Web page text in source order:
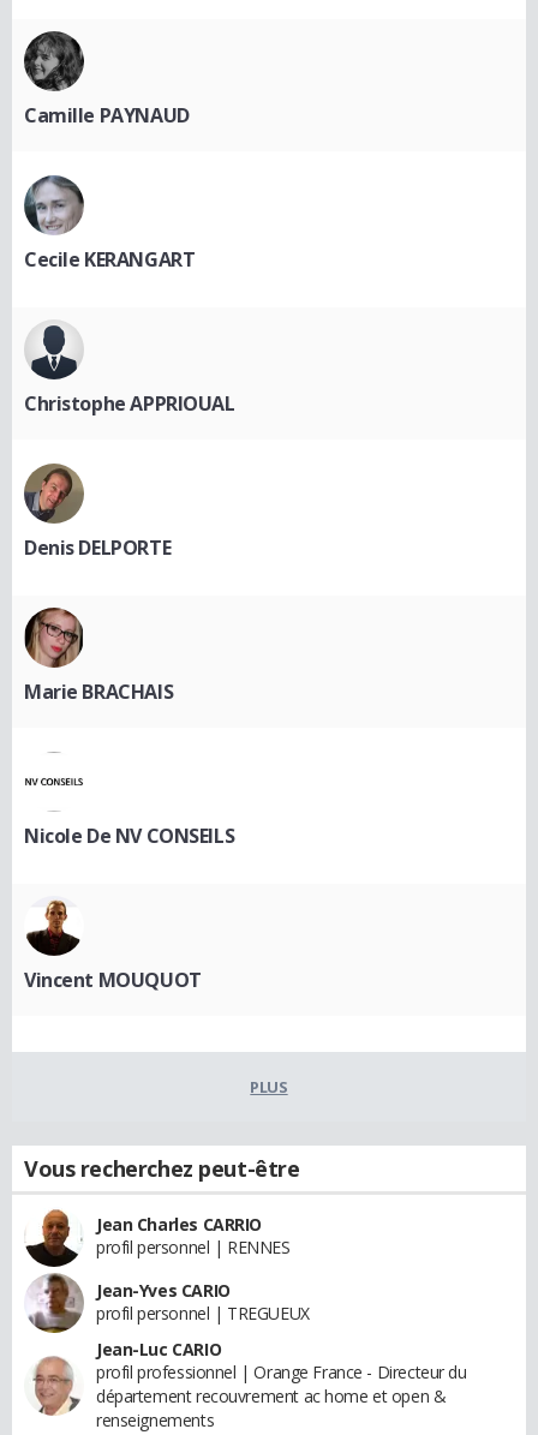
Camille PAYNAUD
Cecile KERANGART
Christophe APPRIOUAL
Denis DELPORTE
Marie BRACHAIS
Nicole De NV CONSEILS
Vincent MOUQUOT
PLUS
Vous recherchez peut-être
Jean Charles CARRIO
profil personnel | RENNES
Jean-Yves CARIO
profil personnel | TREGUEUX
Jean-Luc CARIO
profil professionnel | Orange France - Directeur du
département recouvrement ac home et open &
renseignements